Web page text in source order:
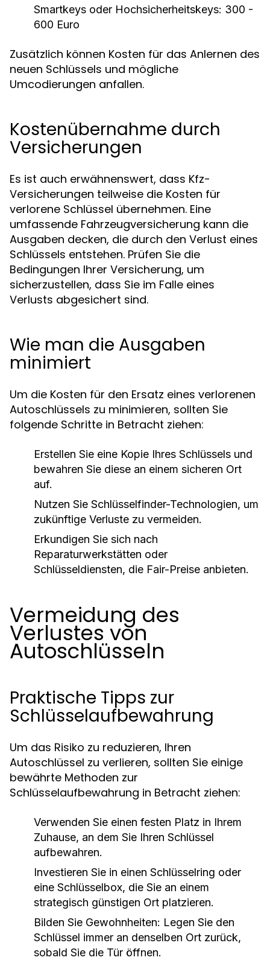
Smartkeys oder Hochsicherheitskeys: 300 -
600 Euro
Zusätzlich können Kosten für das Anlernen des
neuen Schlüssels und mögliche
Umcodierungen anfallen.
Kostenübernahme durch
Versicherungen
Es ist auch erwähnenswert, dass Kfz-
Versicherungen teilweise die Kosten für
verlorene Schlüssel übernehmen. Eine
umfassende Fahrzeugversicherung kann die
Ausgaben decken, die durch den Verlust eines
Schlüssels entstehen. Prüfen Sie die
Bedingungen Ihrer Versicherung, um
sicherzustellen, dass Sie im Falle eines
Verlusts abgesichert sind.
Wie man die Ausgaben
minimiert
Um die Kosten für den Ersatz eines verlorenen
Autoschlüssels zu minimieren, sollten Sie
folgende Schritte in Betracht ziehen:
Erstellen Sie eine Kopie Ihres Schlüssels und
bewahren Sie diese an einem sicheren Ort
auf.
Nutzen Sie Schlüsselfinder-Technologien, um
zukünftige Verluste zu vermeiden.
Erkundigen Sie sich nach
Reparaturwerkstätten oder
Schlüsseldiensten, die Fair-Preise anbieten.
Vermeidung des
Verlustes von
Autoschlüsseln
Praktische Tipps zur
Schlüsselaufbewahrung
Um das Risiko zu reduzieren, Ihren
Autoschlüssel zu verlieren, sollten Sie einige
bewährte Methoden zur
Schlüsselaufbewahrung in Betracht ziehen:
Verwenden Sie einen festen Platz in Ihrem
Zuhause, an dem Sie Ihren Schlüssel
aufbewahren.
Investieren Sie in einen Schlüsselring oder
eine Schlüsselbox, die Sie an einem
strategisch günstigen Ort platzieren.
Bilden Sie Gewohnheiten: Legen Sie den
Schlüssel immer an denselben Ort zurück,
sobald Sie die Tür öffnen.